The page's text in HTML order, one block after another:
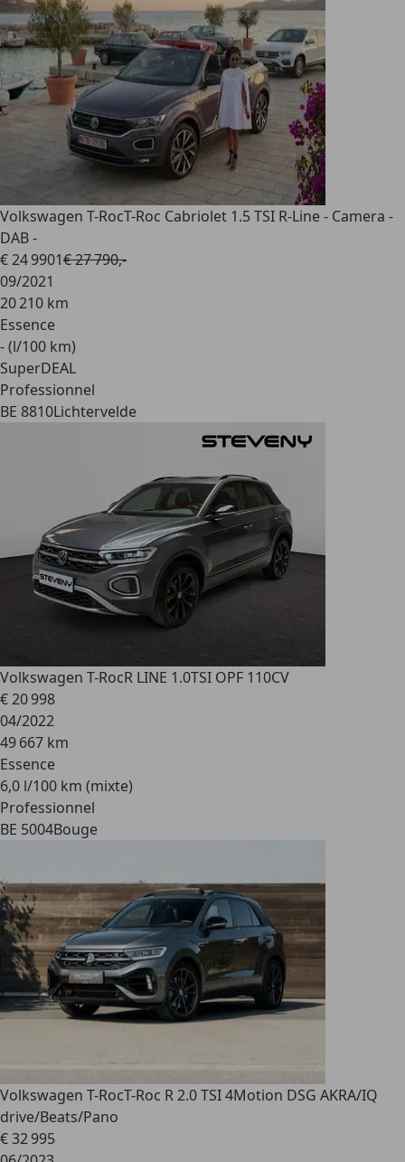
Volkswagen T-RocT-Roc Cabriolet 1.5 TSI R-Line - Camera -
DAB -
€ 24 9901€ 27 790,-
09/2021
20 210 km
Essence
- (l/100 km)
SuperDEAL
Professionnel
BE 8810Lichtervelde
Volkswagen T-RocR LINE 1.0TSI OPF 110CV
€ 20 998
04/2022
49 667 km
Essence
6,0 l/100 km (mixte)
Professionnel
BE 5004Bouge
Volkswagen T-RocT-Roc R 2.0 TSI 4Motion DSG AKRA/IQ
drive/Beats/Pano
€ 32 995